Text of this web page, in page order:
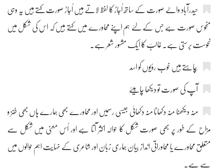
حیدرآباد والے صورت کے ساتھ اُجاڑ کا لفظ لاتے ہیں اُجاڑ صورت کہتے ہیں یہ وہی
منحوس صورت ہے جس کے لئے ہم اپنے محاورے میں کہتے ہیں کہ اس کی شکل میں
نحوست برستی ہے۔ غالبؔ کا ایک مشہور شعر ہے۔
آپ کی صورت تو دیکھا چاہیئے
مُنہ دیکھنا مُنہ دکھانا منہ دکھائی جیسی رسمیں اور محاورے بھی ہمارے ہاں بھی طنز و
مزاح کے طور پر بھی صورت شکل کا حوالہ اکثر آتا ہے اور اُس معنی میں شکل سے
متعلق محاورے یا محاوراتی اندازِ بیان ہماری زبان اور شاعری کے نہایت اہم حوالوں میں
سے ہے۔